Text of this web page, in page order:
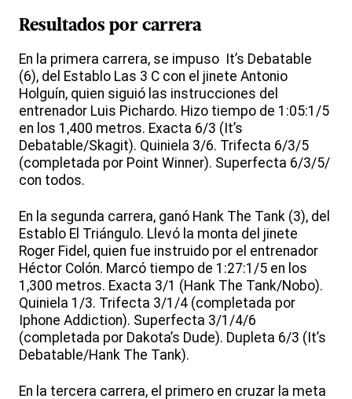
Resultados por carrera
En la primera carrera, se impuso It’s Debatable
(6), del Establo Las 3 C con el jinete Antonio
Holguín, quien siguió las instrucciones del
entrenador Luis Pichardo. Hizo tiempo de 1:05:1/5
en los 1,400 metros. Exacta 6/3 (It’s
Debatable/Skagit). Quiniela 3/6. Trifecta 6/3/5
(completada por Point Winner). Superfecta 6/3/5/
con todos.
En la segunda carrera, ganó Hank The Tank (3), del
Establo El Triángulo. Llevó la monta del jinete
Roger Fidel, quien fue instruido por el entrenador
Héctor Colón. Marcó tiempo de 1:27:1/5 en los
1,300 metros. Exacta 3/1 (Hank The Tank/Nobo).
Quiniela 1/3. Trifecta 3/1/4 (completada por
Iphone Addiction). Superfecta 3/1/4/6
(completada por Dakota’s Dude). Dupleta 6/3 (It’s
Debatable/Hank The Tank).
En la tercera carrera, el primero en cruzar la meta